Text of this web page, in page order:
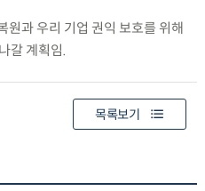
과 우리 기업 권익 보호를 위해
갈 계획임.
목록보기